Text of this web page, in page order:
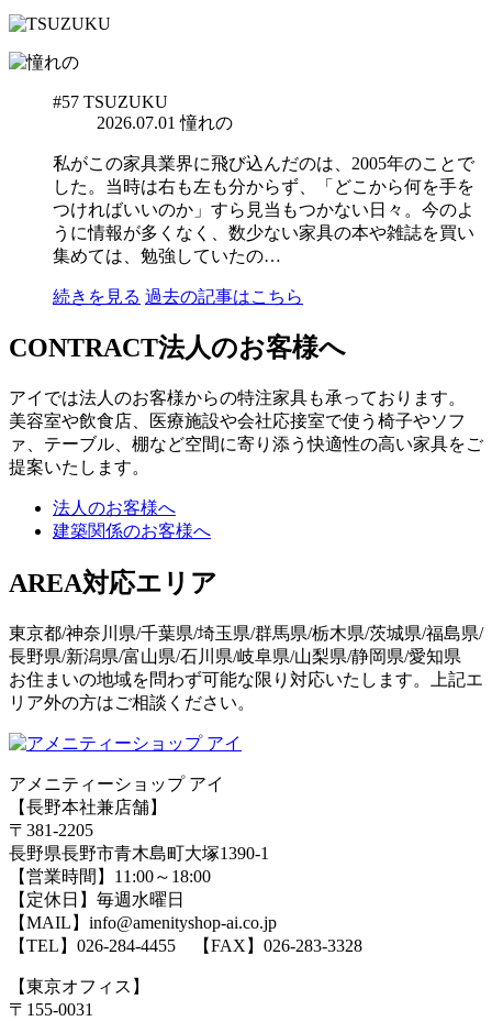
#57 TSUZUKU
2026.07.01 憧れの
私がこの家具業界に飛び込んだのは、2005年のことで
した。当時は右も左も分からず、「どこから何を手を
つければいいのか」すら見当もつかない日々。今のよ
うに情報が多くなく、数少ない家具の本や雑誌を買い
集めては、勉強していたの…
続きを見る 過去の記事はこちら
CONTRACT法人のお客様へ
アイでは法人のお客様からの特注家具も承っております。
美容室や飲食店、医療施設や会社応接室で使う椅子やソフ
ァ、テーブル、棚など空間に寄り添う快適性の高い家具をご
提案いたします。
法人のお客様へ
建築関係のお客様へ
AREA対応エリア
東京都/神奈川県/千葉県/埼玉県/群馬県/栃木県/茨城県/福島県/
長野県/新潟県/富山県/石川県/岐阜県/山梨県/静岡県/愛知県
お住まいの地域を問わず可能な限り対応いたします。上記エ
リア外の方はご相談ください。
アメニティーショップ アイ
【長野本社兼店舗】
〒381-2205
長野県長野市青木島町大塚1390-1
【営業時間】11:00～18:00
【定休日】毎週水曜日
【MAIL】info@amenityshop-ai.co.jp
【TEL】 026-284-4455 【FAX】026-283-3328
【東京オフィス】
〒155-0031